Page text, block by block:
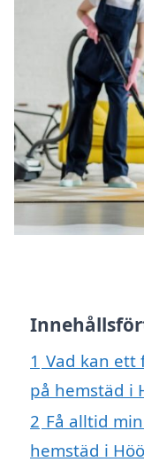
1 Vad kan ett
på hemstäd i
2 Få alltid
hemstäd i